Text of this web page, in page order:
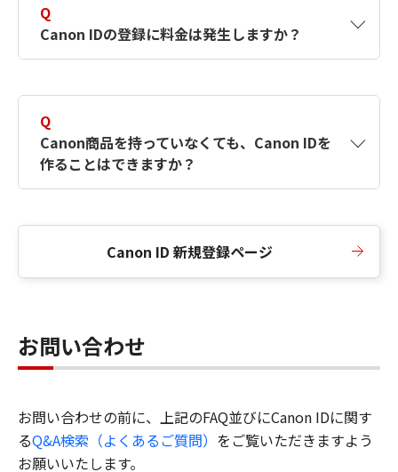
択したサービスから取得します。アカウントを
簡単に作成できるように、この情報を使用して
Canon IDの登録フォームを入力します。
Q
Canon IDの登録に料金は発生しますか？
Q
Canon商品を持っていなくても、Canon IDを
作ることはできますか？
Canon ID 新規登録ページ
お問い合わせ
お問い合わせの前に、上記のFAQ並びにCanon IDに関す
るQ&A検索（よくあるご質問） をご覧いただきますよう
お願いいたします。